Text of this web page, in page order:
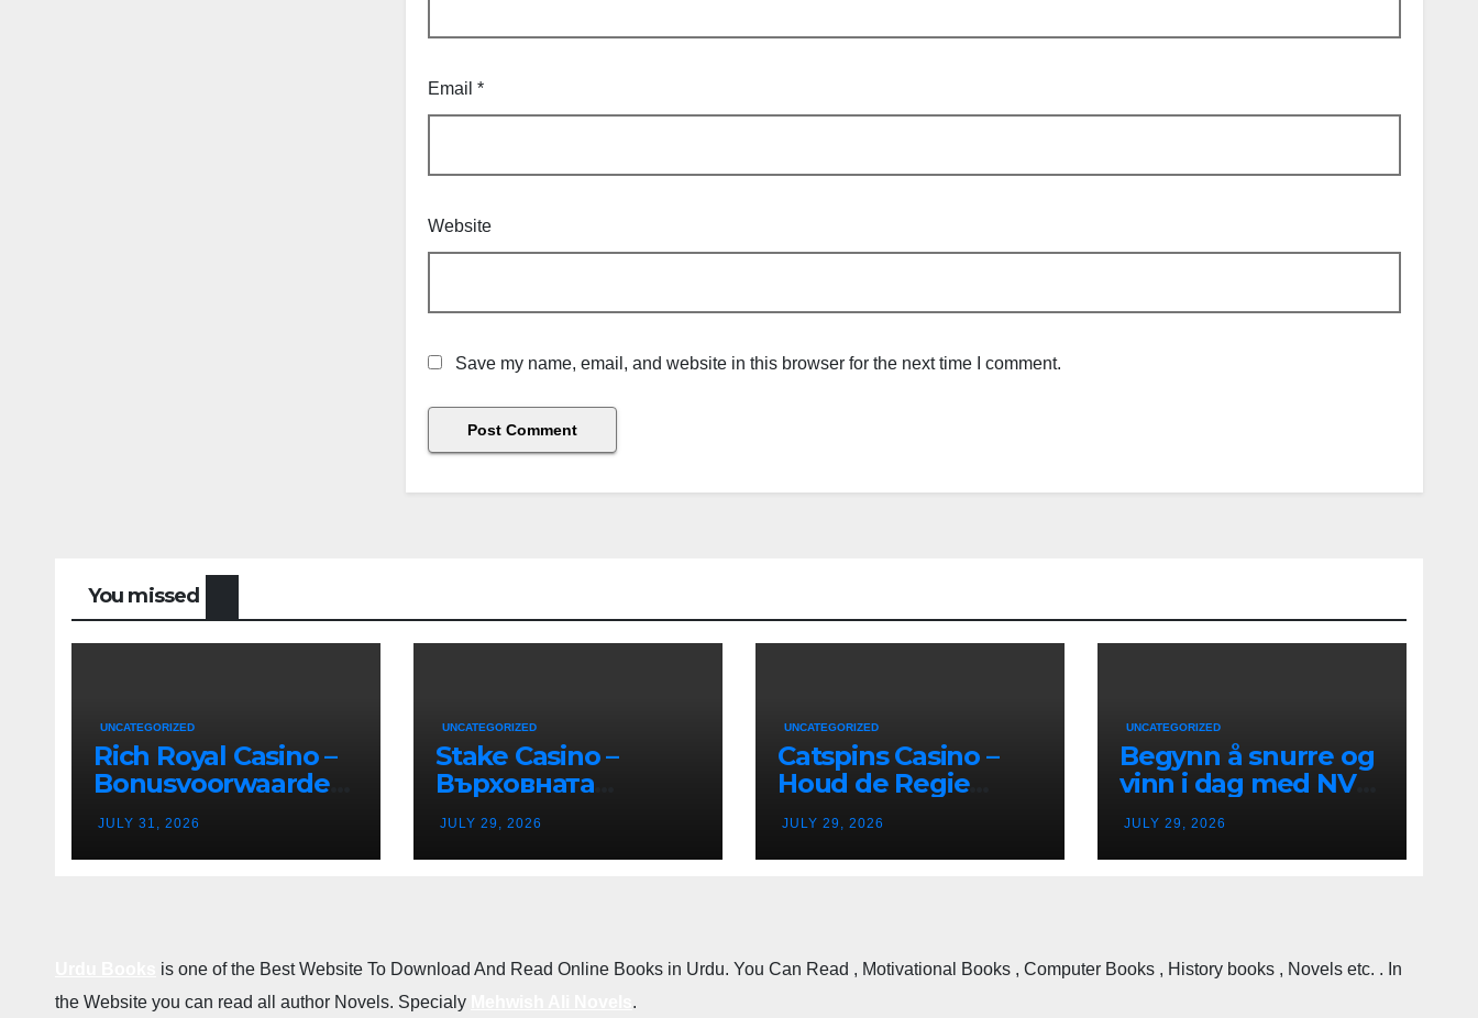
Email *
Website
Save my name, email, and website in this browser for the next time I comment.
You missed
UNCATEGORIZED
Rich Royal Casino –
Bonusvoorwaarden
en Bonusregels in
Nederland
JULY 31, 2026
UNCATEGORIZED
Stake Casino –
Върховната
Дестинация за
Казино Ентусиасти
в Република
JULY 29, 2026
UNCATEGORIZED
Catspins Casino –
Houd de Regie
Terwijl je van Elk
Moment Geniet
JULY 29, 2026
UNCATEGORIZED
Begynn å snurre og
vinn i dag med NV
Casino i Norge
JULY 29, 2026
is one of the Best Website To Download And Read Online Books in Urdu. You Can Read , Motivational Books , Computer Books , History books , Novels etc. . In
the Website you can read all author Novels. Specialy
.